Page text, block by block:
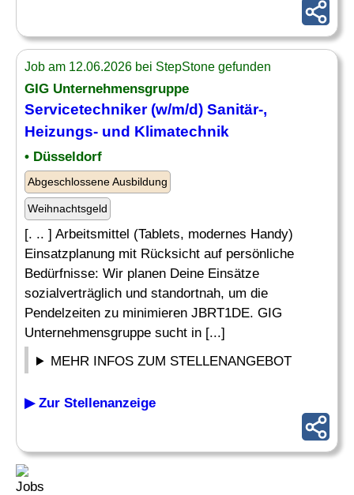
Job am 12.06.2026 bei StepStone gefunden
GIG Unternehmensgruppe
Servicetechniker(w/m/d) Sanitär-,
Heizungs- und Klimatechnik
• Düsseldorf
Abgeschlossene Ausbildung
Weihnachtsgeld
[. .. ] Arbeitsmittel (Tablets, modernes Handy)
Einsatzplanung mit Rücksicht auf persönliche
Bedürfnisse: Wir planen Deine Einsätze
sozialverträglich und standortnah, um die
Pendelzeiten zu minimieren JBRT1DE. GIG
Unternehmensgruppe sucht in [...]
MEHR INFOS ZUM STELLENANGEBOT
▶ Zur Stellenanzeige